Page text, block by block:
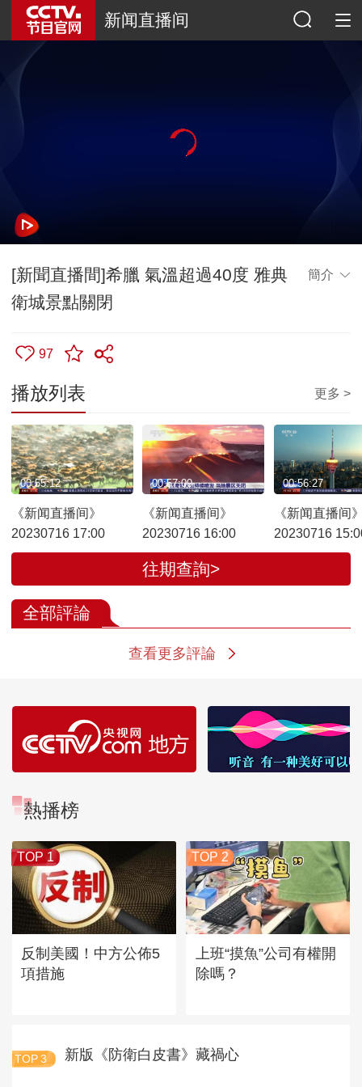
新闻直播间
[新聞直播間]希臘 氣溫超過40度 雅典
衛城景點關閉
簡介
97
播放列表 更多 >
《新闻直播间》
20230716 17:00
00:55:12
《新闻直播间》
20230716 16:00
00:57:00
《新闻直播间
20230716
00:56:27
往期查詢>
全部評論
查看更多評論
熱播榜
TOP 1
反制美國！中方公佈5
項措施
TOP 2
上班“摸魚”公司有權開
除嗎？
TOP 3 新版《防衛白皮書》藏禍心